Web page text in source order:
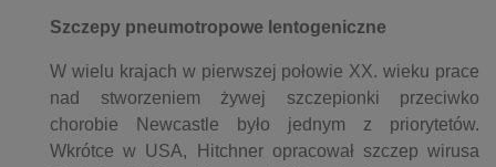
Szczepy pneumotropowe lentogeniczne
W wielu krajach w pierwszej połowie XX. wieku prace
nad stworzeniem żywej szczepionki przeciwko
chorobie Newcastle było jednym z priorytetów.
Wkrótce w USA, Hitchner opracował szczep wirusa